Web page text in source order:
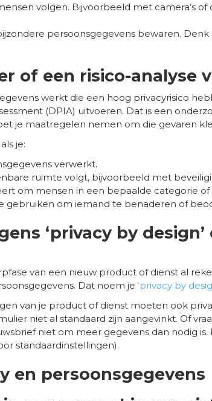
volgen. Bijvoorbeeld met camera’s
persoonsgegevens bewaren.
of een risico-analyse
werkt die een hoog privacyrisico
(DPIA) uitvoeren. Dat is een
je maatregelen nemen om die gevaren
je:
verwerkt.
ruimte volgt, bijvoorbeeld met
om mensen in een bepaalde categorie
gebruiken om iemand te benaderen of
‘privacy by design’
van een nieuw product of dienst al
Dat noem je ‘privacy by
van je product of dienst moeten ook
niet al standaard zijn aangevinkt. Of
niet om meer gegevens dan nodig is.
standaardinstellingen).
en persoonsgegevens